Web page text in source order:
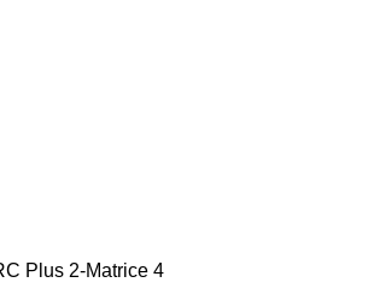
Plus 2-Matrice 4